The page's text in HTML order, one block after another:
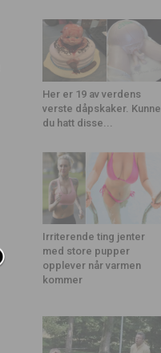
Her er 19 av verdens
verste dåpskaker. Kunne
du hatt disse...
Irriterende ting jenter
med store pupper
opplever når varmen
kommer